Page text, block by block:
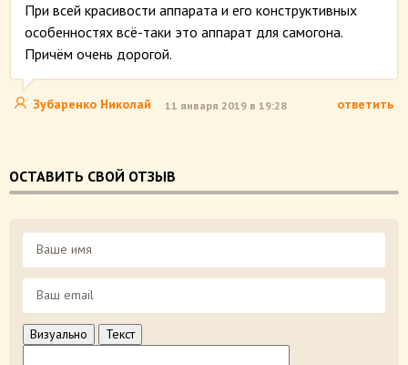
При всей красивости аппарата и его конструктивных
особенностях всё-таки это аппарат для самогона.
Причём очень дорогой.
Зубаренко Николай 11 января 2019 в 19:28 ответить
ОСТАВИТЬ СВОЙ ОТЗЫВ
Визуально Текст